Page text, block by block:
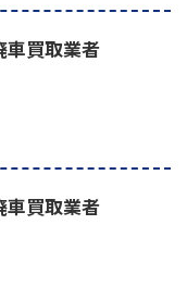
車買取業者
車買取業者